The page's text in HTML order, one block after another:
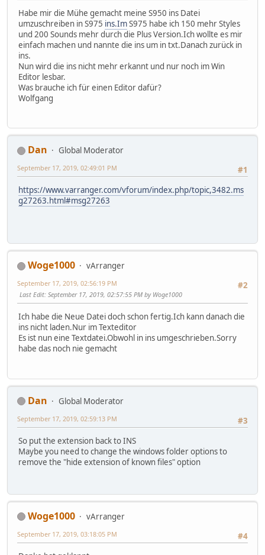
Habe mir die Mühe gemacht meine S950 ins Datei
umzuschreiben in S975 ins.ImS975 habe ich 150 mehr Styles
und 200 Sounds mehr durch die Plus Version.Ich wollte es mir
einfach machen und nannte die ins um in txt.Danach zurück in
ins.
Nun wird die ins nicht mehr erkannt und nur noch im Win
Editor lesbar.
Was brauche ich für einen Editor dafür?
Wolfgang
Dan
Global Moderator
#1
September 17, 2019, 02:49:01 PM
https://www.varranger.com/vforum/index.php/topic,3482.ms
g27263.html#msg27263
Woge1000
vArranger
#2
September 17, 2019, 02:56:19 PM
Last Edit: September 17, 2019, 02:57:55 PM by Woge1000
Ich habe die Neue Datei doch schon fertig.Ich kann danach die
ins nicht laden.Nur im Texteditor
Es ist nun eine Textdatei.Obwohl in ins umgeschrieben.Sorry
habe das noch nie gemacht
Dan
Global Moderator
#3
September 17, 2019, 02:59:13 PM
So put the extension back to INS
Maybe you need to change the windows folder options to
remove the "hide extension of known files" option
Woge1000
vArranger
#4
September 17, 2019, 03:18:05 PM